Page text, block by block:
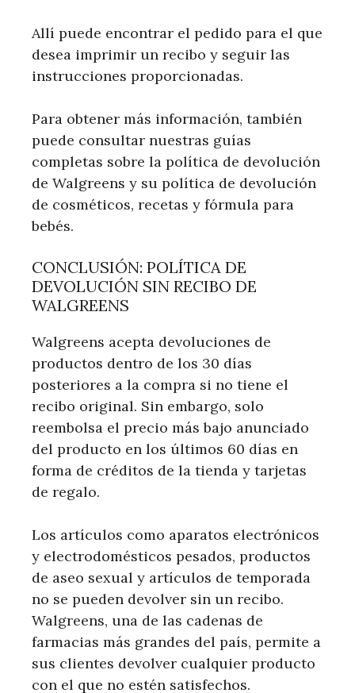
Allí puede encontrar el pedido para el que
desea imprimir un recibo y seguir las
instrucciones proporcionadas.
Para obtener más información, también
puede consultar nuestras guías
completas sobre la política de devolución
de Walgreens y su política de devolución
de cosméticos, recetas y fórmula para
bebés.
CONCLUSIÓN: POLÍTICA DE
DEVOLUCIÓN SIN RECIBO DE
WALGREENS
Walgreens acepta devoluciones de
productos dentro de los 30 días
posteriores a la compra si no tiene el
recibo original. Sin embargo, solo
reembolsa el precio más bajo anunciado
del producto en los últimos 60 días en
forma de créditos de la tienda y tarjetas
de regalo.
Los artículos como aparatos electrónicos
y electrodomésticos pesados, productos
de aseo sexual y artículos de temporada
no se pueden devolver sin un recibo.
Walgreens, una de las cadenas de
farmacias más grandes del país, permite a
sus clientes devolver cualquier producto
con el que no estén satisfechos.